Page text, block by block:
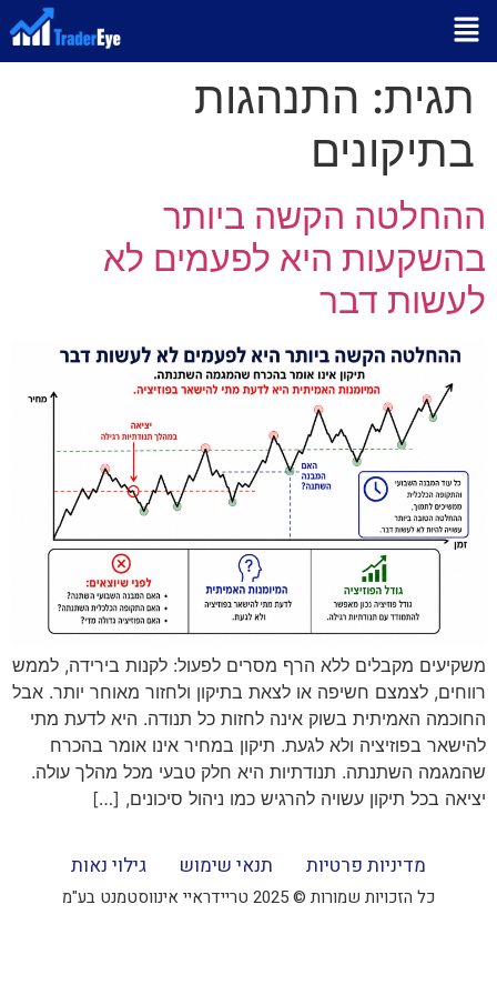
תגית: התנהגות
בתיקונים
ההחלטה הקשה ביותר
בהשקעות היא לפעמים לא
לעשות דבר
משקיעים מקבלים ללא הרף מסרים לפעול: לקנות בירידה, לממש
רווחים, לצמצם חשיפה או לצאת בתיקון ולחזור מאוחר יותר. אבל
החוכמה האמיתית בשוק אינה לחזות כל תנודה. היא לדעת מתי
להישאר בפוזיציה ולא לגעת. תיקון במחיר אינו אומר בהכרח
שהמגמה השתנתה. תנודתיות היא חלק טבעי מכל מהלך עולה.
יציאה בכל תיקון עשויה להרגיש כמו ניהול סיכונים, […]
מדיניות פרטיות תנאי שימוש גילוי נאות
כל הזכויות שמורות © 2025 טריידראיי אינווסטמנט בע"מ